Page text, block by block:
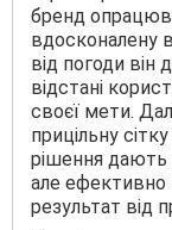
бренд
вдосконалену
від погоди він
відстані
своєї мети.
прицільну
рішення дають
але ефективно
результат від